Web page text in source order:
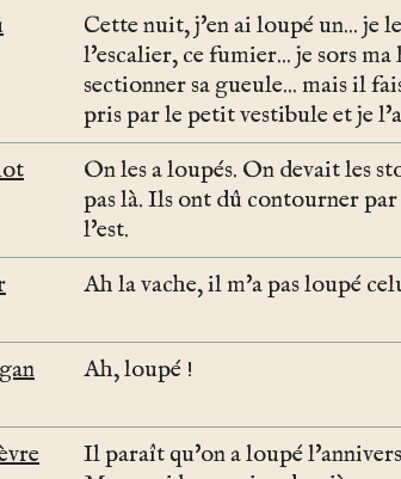
Cette nuit, j'en ai loupé un... je
l'escalier, ce fumier... je sors
sectionner sa gueule... mais il
pris par le petit vestibule et je
On les a loupés. On devait les
pas là. Ils ont dû contourner par
l'est.
Ah la vache, il m'a pas loupé
Ah, loupé !
Il paraît qu'on a loupé